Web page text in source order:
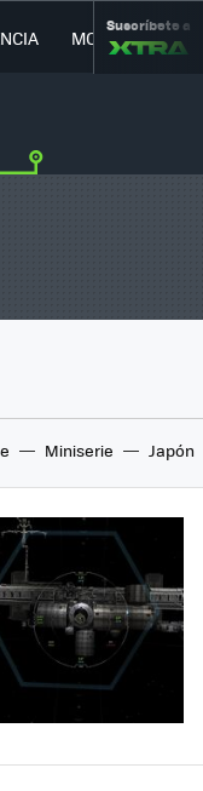
MOVILIDAD
Suscríbete a
Miniserie Japón